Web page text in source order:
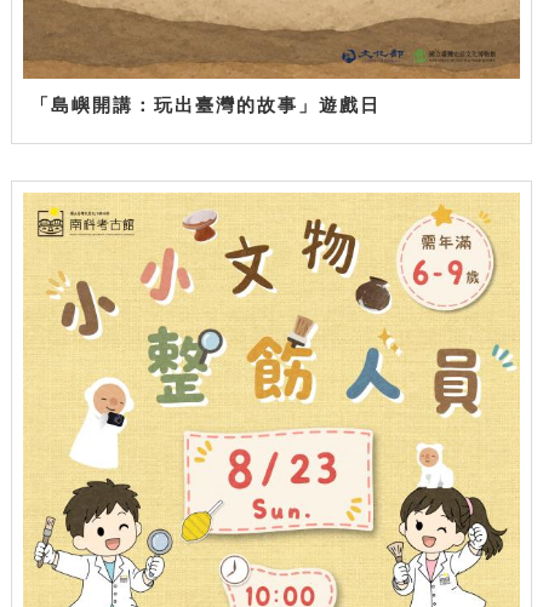
「島嶼開講：玩出臺灣的故事」遊戲日